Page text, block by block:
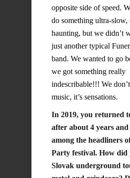
opposite side of speed.
do something ultra-slow,
haunting, but we didn’t
just another typical
band. We wanted to go
we got something really
indescribable!!! We
music, it’s sensations.
In 2019, you returned
after about 4 years
among the headliners
Party festival. How did
Slovak underground